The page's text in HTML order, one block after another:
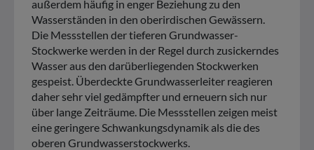
außerdem häufig in enger Beziehung zu den
Wasserständen in den oberirdischen Gewässern.
Die Messstellen der tieferen Grundwasser-
Stockwerke werden in der Regel durch zusickerndes
Wasser aus den darüberliegenden Stockwerken
gespeist. Überdeckte Grundwasserleiter reagieren
daher sehr viel gedämpfter und erneuern sich nur
über lange Zeiträume. Die Messstellen zeigen meist
eine geringere Schwankungsdynamik als die des
oberen Grundwasserstockwerks.